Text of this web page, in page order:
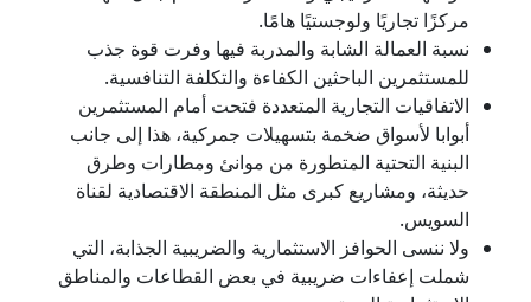
مركزًا تجاريًا ولوجستيًا هامًا.
نسبة العمالة الشابة والمدربة فيها وفرت قوة جذب
للمستثمرين الباحثين الكفاءة والتكلفة التنافسية.
الاتفاقيات التجارية المتعددة فتحت أمام المستثمرين
أبوابا لأسواق ضخمة بتسهيلات جمركية، هذا إلى جانب
البنية التحتية المتطورة من موانئ ومطارات وطرق
حديثة، ومشاريع كبرى مثل المنطقة الاقتصادية لقناة
السويس.
ولا ننسى الحوافز الاستثمارية والضريبية الجذابة، التي
شملت إعفاءات ضريبية في بعض القطاعات والمناطق